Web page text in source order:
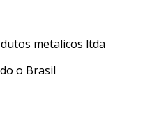
metalicos ltda
o Brasil